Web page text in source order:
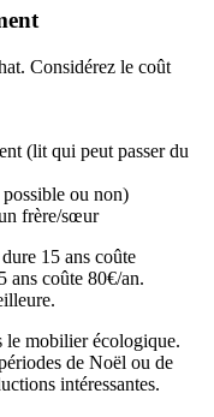
Considérez le coût
(lit qui peut passer du
ou non)
frère/sœur
15 ans coûte
ans coûte 80€/an.
le mobilier écologique.
de Noël ou de
intéressantes.